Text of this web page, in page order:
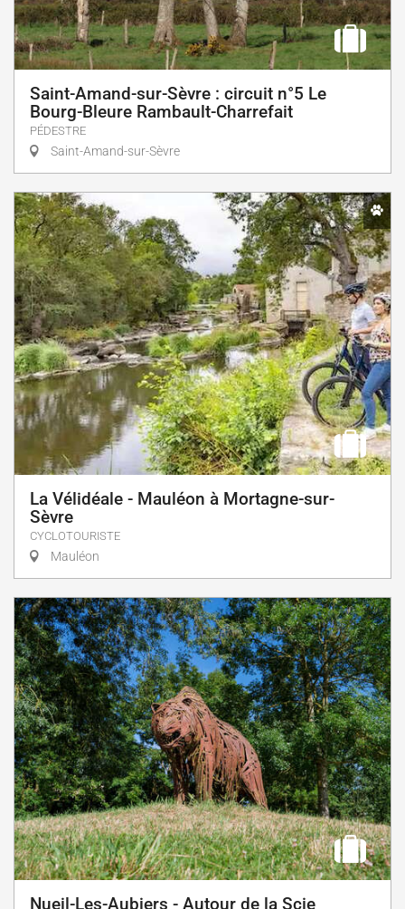
Saint-Amand-sur-Sèvre : circuit n°5 Le
Bourg-Bleure Rambault-Charrefait
PÉDESTRE
Saint-Amand-sur-Sèvre
La Vélidéale - Mauléon à Mortagne-sur-
Sèvre
CYCLOTOURISTE
Mauléon
Nueil-Les-Aubiers - Autour de la Scie